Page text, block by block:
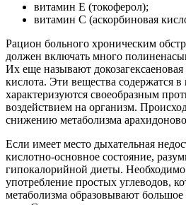
витамин Е (токоферол);
витамин С (аскорбиновая
Рацион больного хроническим
должен включать много
Их еще называют докозагексаеновая
кислота. Эти вещества содержатся
характеризуются своеобразным
воздействием на организм.
снижению метаболизма
Если имеет место дыхательная
кислотно-основное состояние,
гипокалорийной диеты.
употребление простых углеводов,
метаболизма образовывают большое